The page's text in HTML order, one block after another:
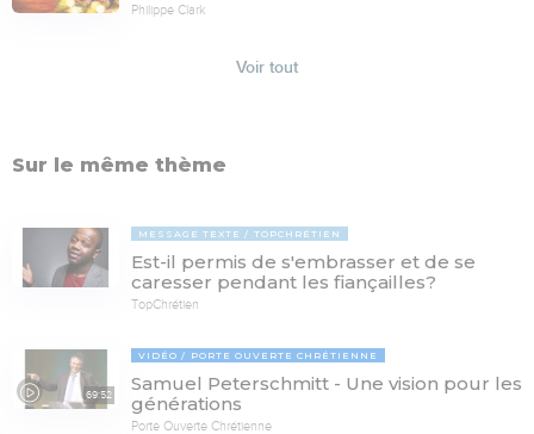
Philippe Clark
Voir tout
Sur le même thème
MESSAGE TEXTE TOPCHRÉTIEN
Est-il permis de s'embrasser et de se
caresser pendant les fiançailles?
TopChrétien
69:52
VIDÉO PORTE OUVERTE CHRÉTIENNE
Samuel Peterschmitt - Une vision pour les
générations
Porte Ouverte Chrétienne